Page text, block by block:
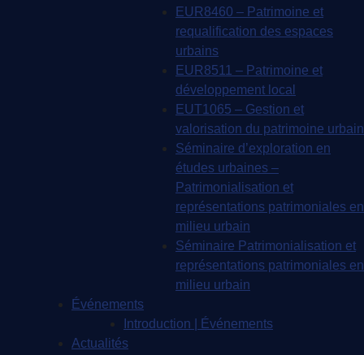
EUR8460 – Patrimoine et
requalification des espaces
urbains
EUR8511 – Patrimoine et
développement local
EUT1065 – Gestion et
valorisation du patrimoine urbain
Séminaire d’exploration en
études urbaines –
Patrimonialisation et
représentations patrimoniales en
milieu urbain
Séminaire Patrimonialisation et
représentations patrimoniales en
milieu urbain
Événements
Introduction | Événements
Actualités